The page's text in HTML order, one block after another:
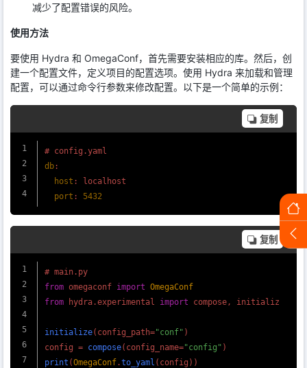
减少了配置错误的风险。
使用方法
要使用 Hydra 和 OmegaConf，首先需要安装相应的库。然后，创
建一个配置文件，定义项目的配置选项。使用 Hydra 来加载和管理
配置，可以通过命令行参数来修改配置。以下是一个简单的示例：
复制
# config.yaml
db:
host : localhost
port : 5432
复制
# main. py
from omegaconf import OmegaConf
from hydra.experimental import compose, initialize
initialize(config_path="conf" )
config = compose(config_name="config"
print (OmegaConf.to_yaml